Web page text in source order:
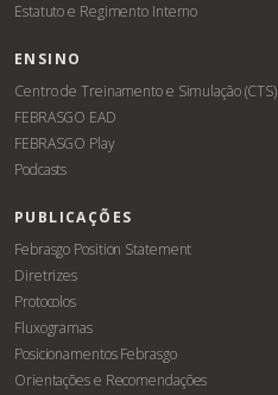
Estatuto e Regimento Interno
ENSINO
Centro de Treinamento e Simulação (CTS)
FEBRASGO EAD
FEBRASGO Play
Podcasts
PUBLICAÇÕES
Febrasgo Position Statement
Diretrizes
Protocolos
Fluxogramas
Posicionamentos Febrasgo
Orientações e Recomendações